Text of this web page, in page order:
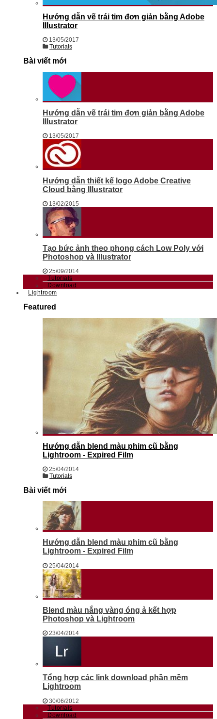
Hướng dẫn vẽ trái tim đơn giản bằng Adobe
Illustrator
13/05/2017
Tutorials
Bài viết mới
Hướng dẫn vẽ trái tim đơn giản bằng Adobe
Illustrator
13/05/2017
Hướng dẫn thiết kế logo Adobe Creative
Cloud bằng Illustrator
13/02/2015
Tạo bức ảnh theo phong cách Low Poly với
Photoshop và Illustrator
25/09/2014
Tutorials
Download
Lightroom
Featured
Hướng dẫn blend màu phim cũ bằng
Lightroom - Expired Film
25/04/2014
Tutorials
Bài viết mới
Hướng dẫn blend màu phim cũ bằng
Lightroom - Expired Film
25/04/2014
Blend màu nắng vàng óng ả kết hợp
Photoshop và Lightroom
23/04/2014
Tổng hợp các link download phần mềm
Lightroom
30/06/2012
Tutorials
Download